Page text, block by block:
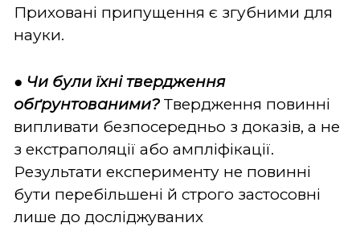
Приховані припущення є згубними для
науки.
● Чи були їхні твердження
обґрунтованими?Твердження повинні
випливати безпосередньо з доказів, а не
з екстраполяції або ампліфікації.
Результати експерименту не повинні
бути перебільшені й строго застосовні
лише до досліджуваних